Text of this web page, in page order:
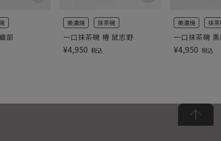
部 一口抹茶碗 椿 鼠志野
美濃焼 抹茶碗
¥4,950 税込
一口抹茶碗
美濃焼 抹
¥4,950 税込